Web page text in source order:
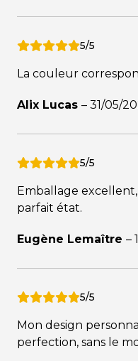
5/5
La couleur
Alix Lucas – 31/05/
5/5
Emballage excellent,
parfait état.
Eugène Lemaître –
5/5
Mon design
perfection, sans le